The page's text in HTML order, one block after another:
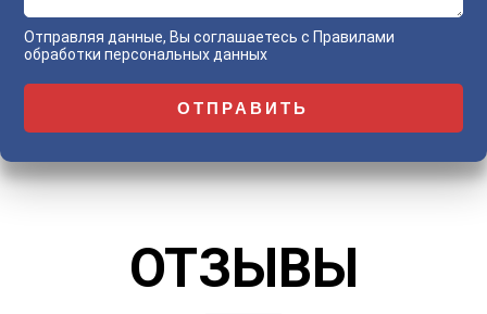
Отправляя данные, Вы соглашаетесь с Правилами
обработки персональных данных
ОТЗЫВЫ